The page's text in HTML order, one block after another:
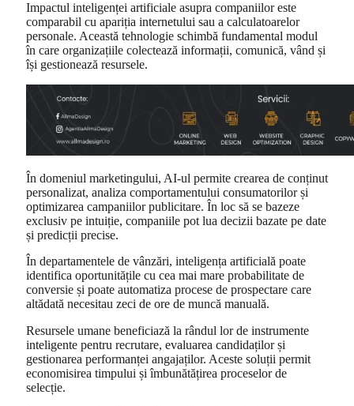
Impactul inteligenței artificiale asupra companiilor este
comparabil cu apariția internetului sau a calculatoarelor
personale. Această tehnologie schimbă fundamental modul
în care organizațiile colectează informații, comunică, vând și
își gestionează resursele.
În domeniul marketingului, AI-ul permite crearea de conținut
personalizat, analiza comportamentului consumatorilor și
optimizarea campaniilor publicitare. În loc să se bazeze
exclusiv pe intuiție, companiile pot lua decizii bazate pe date
și predicții precise.
În departamentele de vânzări, inteligența artificială poate
identifica oportunitățile cu cea mai mare probabilitate de
conversie și poate automatiza procese de prospectare care
altădată necesitau zeci de ore de muncă manuală.
Resursele umane beneficiază la rândul lor de instrumente
inteligente pentru recrutare, evaluarea candidaților și
gestionarea performanței angajaților. Aceste soluții permit
economisirea timpului și îmbunătățirea proceselor de
selecție.